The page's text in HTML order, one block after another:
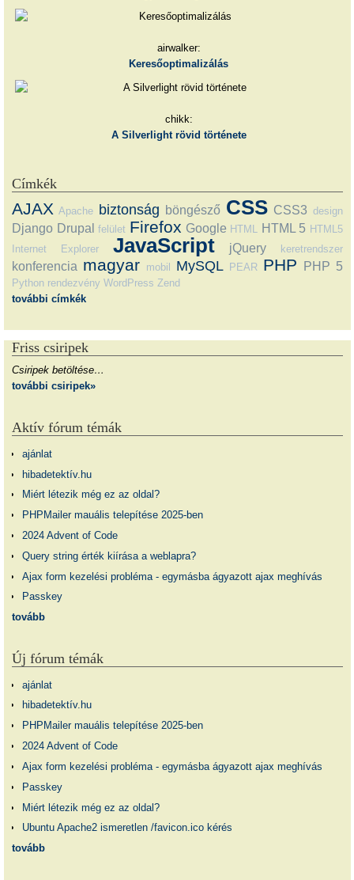
airwalker:
Keresőoptimalizálás
chikk:
A Silverlight rövid története
Címkék
AJAX Apache biztonság böngésző CSS CSS3 design
Django Drupal felület Firefox Google HTML HTML 5 HTML5
Internet Explorer
JavaScript jQuery keretrendszer
konferencia magyar mobil MySQL PEAR PHP PHP 5
Python rendezvény WordPress Zend
további címkék
Friss csiripek
Csiripek betöltése…
további csiripek»
Aktív fórum témák
ajánlat
hibadetektív.hu
Miért létezik még ez az oldal?
PHPMailer mauális telepítése 2025-ben
2024 Advent of Code
Query string érték kiírása a weblapra?
Ajax form kezelési probléma - egymásba ágyazott ajax meghívás
Passkey
tovább
Új fórum témák
ajánlat
hibadetektív.hu
PHPMailer mauális telepítése 2025-ben
2024 Advent of Code
Ajax form kezelési probléma - egymásba ágyazott ajax meghívás
Passkey
Miért létezik még ez az oldal?
Ubuntu Apache2 ismeretlen /favicon.ico kérés
tovább